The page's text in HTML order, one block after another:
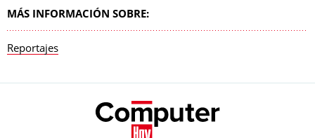
MÁS INFORMACIÓN SOBRE:
Reportajes